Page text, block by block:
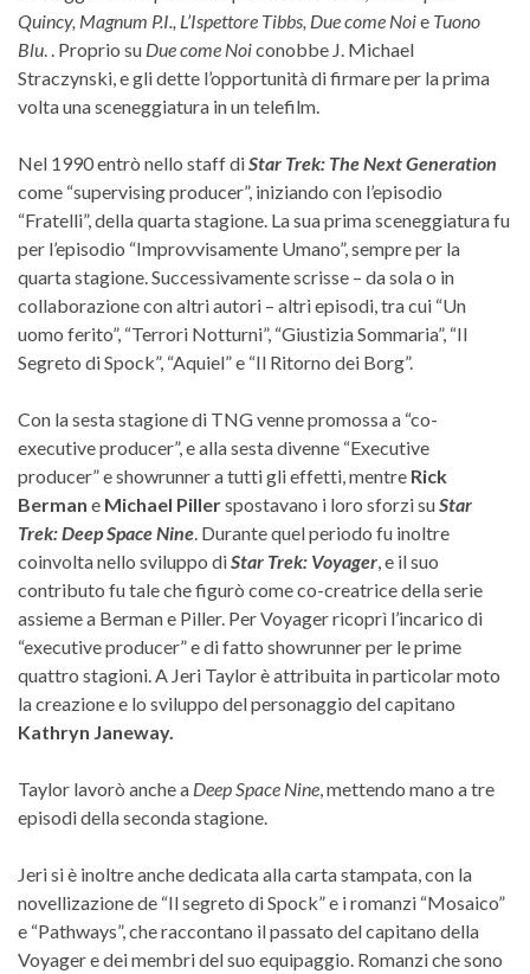
Quincy, Magnum P.I., L’Ispettore Tibbs, Due come Noie Tuono
Blu . . Proprio su Due come Noiconobbe J. Michael
Straczynski, e gli dette l’opportunità di firmare per la prima
volta una sceneggiatura in un telefilm.
Nel 1990 entrò nello staff diStar Trek: The Next Generation
come “supervising producer”, iniziando con l’episodio
“Fratelli”, della quarta stagione. La sua prima sceneggiatura fu
per l’episodio “Improvvisamente Umano”, sempre per la
quarta stagione. Successivamente scrisse – da sola o in
collaborazione con altri autori – altri episodi, tra cui “Un
uomo ferito”, “Terrori Notturni”, “Giustizia Sommaria”, “Il
Segreto di Spock”, “Aquiel” e “Il Ritorno dei Borg”.
Con la sesta stagione di TNG venne promossa a “co-
executive producer”, e alla sesta divenne “Executive
producer” e showrunner a tutti gli effetti, mentre Rick
Berman e Michael Pillerspostavano i loro sforzi suStar
Trek: Deep Space Nine . Durante quel periodo fu inoltre
coinvolta nello sviluppo diStar Trek: Voyager , e il suo
contributo fu tale che figurò come co-creatrice della serie
assieme a Berman e Piller. Per Voyager ricoprì l’incarico di
“executive producer” e di fatto showrunner per le prime
quattro stagioni. A Jeri Taylor è attribuita in particolar moto
la creazione e lo sviluppo del personaggio del capitano
Kathryn Janeway.
Taylor lavorò anche a Deep Space Nine , mettendo mano a tre
episodi della seconda stagione.
Jeri si è inoltre anche dedicata alla carta stampata, con la
novellizazione de “Il segreto di Spock” e i romanzi “Mosaico”
e “Pathways”, che raccontano il passato del capitano della
Voyager e dei membri del suo equipaggio. Romanzi che sono